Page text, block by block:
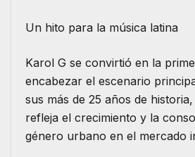
Un hito para la música latina
Karol G se convirtió en la
encabezar el escenario
sus más de 25 años de
refleja el crecimiento y la
género urbano en el mercado